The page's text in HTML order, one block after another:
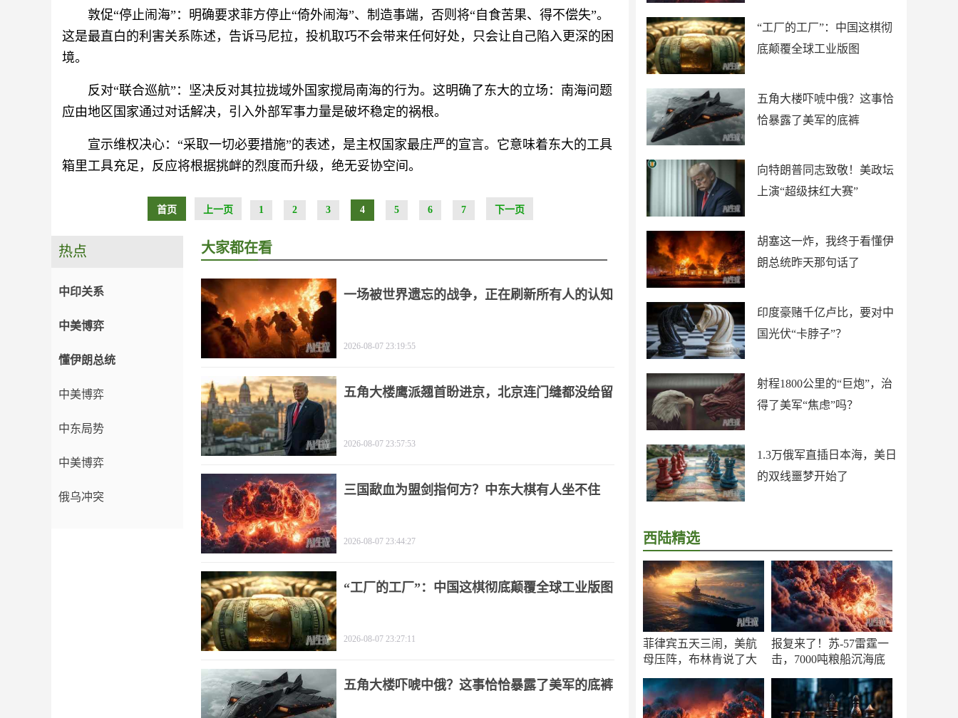
敦促“停止闹海”‍：明确要求菲方停止“倚外闹海”、制造事端，否则将“自食苦果、得不偿失”。
这是最直白的利害关系陈述，告诉马尼拉，投机取巧不会带来任何好处，只会让自己陷入更深的困
境。
反对“联合巡航”‍：坚决反对其拉拢域外国家搅局南海的行为。这明确了东大的立场：南海问题
应由地区国家通过对话解决，引入外部军事力量是破坏稳定的祸根。
宣示维权决心：“采取一切必要措施”的表述，是主权国家最庄严的宣言。它意味着东大的工具
箱里工具充足，反应将根据挑衅的烈度而升级，绝无妥协空间。
首页 上一页 1 2 3 4 5 6 7 下一页
“工厂的工厂”：中国这棋彻
底颠覆全球工业版图
五角大楼吓唬中俄？这事恰
恰暴露了美军的底裤
向特朗普同志致敬！美政坛
上演“超级抹红大赛”
胡塞这一炸，我终于看懂伊
朗总统昨天那句话了
印度豪赌千亿卢比，要对中
国光伏“卡脖子”？
射程1800公里的“巨炮”，治
得了美军“焦虑”吗？
1.3万俄军直插日本海，美日
的双线噩梦开始了
西陆精选
菲律宾五天三闹，美航
母压阵，布林肯说了大
报复来了！苏-57雷霆一
击，7000吨粮船沉海底
热点
中印关系
中美博弈
懂伊朗总统
中美博弈
中东局势
中美博弈
俄乌冲突
大家都在看
一场被世界遗忘的战争，正在刷新所有人的认知
2026-08-07 23:19:55
五角大楼鹰派翘首盼进京，北京连门缝都没给留
2026-08-07 23:57:53
三国歃血为盟剑指何方？中东大棋有人坐不住
2026-08-07 23:44:27
“工厂的工厂”：中国这棋彻底颠覆全球工业版图
2026-08-07 23:27:11
五角大楼吓唬中俄？这事恰恰暴露了美军的底裤